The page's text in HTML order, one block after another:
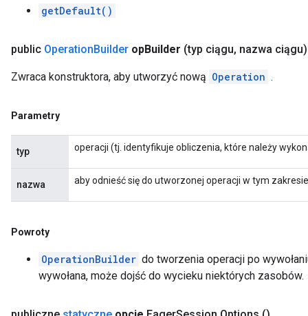
getDefault()
public OperationBuilder opBuilder (typ ciągu, nazwa ciągu)
Zwraca konstruktora, aby utworzyć nową Operation .
Parametry
typ operacji (tj. identyfikuje obliczenia, które należy
nazwa aby odnieść się do utworzonej operacji w tym
Powroty
OperationBuilder do tworzenia operacji po
wywołana, może dojść do wycieku niektórych zasobów.